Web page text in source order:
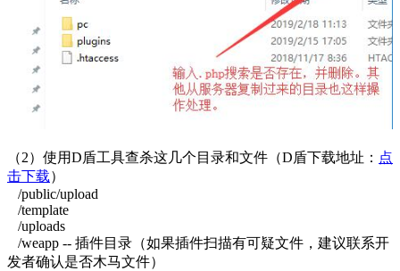
（2）使用D盾工具查杀这几个目录和文件（D盾下载地址： 点
击下载）
/public/upload
/template
/uploads
/weapp -- 插件目录（如果插件扫描有可疑文件，建议联系开
发者确认是否木马文件）